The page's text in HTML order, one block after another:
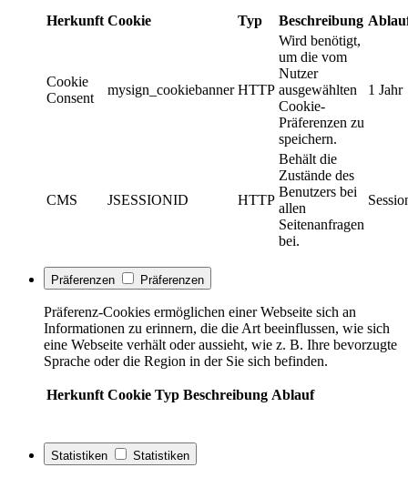
Herkunft Cookie Typ Beschreibung
Cookie
Consent
mysign_cookiebanner HTTP
Wird benötigt,
um die vom
Nutzer
ausgewählten
Cookie-
Präferenzen zu
speichern.
1 Jahr
CMS JSESSIONID HTTP
Behält die
Zustände des
Benutzers bei
allen
Seitenanfragen
bei.
Präferenzen Präferenzen
Präferenz-Cookies ermöglichen einer Webseite sich an
Informationen zu erinnern, die die Art beeinflussen, wie sich
eine Webseite verhält oder aussieht, wie z. B. Ihre bevorzugte
Sprache oder die Region in der Sie sich befinden.
Herkunft Cookie Typ Beschreibung Ablauf
Statistiken Statistiken